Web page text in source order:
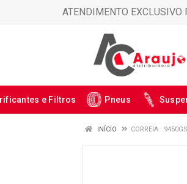
ATENDIMENTO EXCLUSIVO
e Filtros Pneus
INÍCIO CORREIA : 9450GS